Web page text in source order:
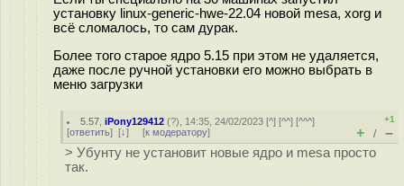
установку linux-generic-hwe-22.04 новой mesa, xorg и
всё сломалось, то сам дурак.
Более того старое ядро 5.15 при этом не удаляется,
даже после ручной установки его можно выбрать в
меню загрузки
5.57 ,iPony129412 (?), 14:35, 24/02/2023 [^] [^^] [^^^]
[ответить] [↓] [к модератору]
+1
+ / –
> Убунту не установит новые ядро и mesa просто
так.